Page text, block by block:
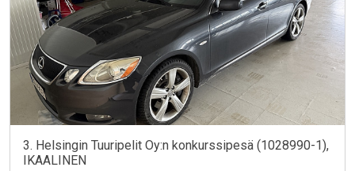
3. Helsingin Tuuripelit Oy:n konkurssipesä (1028990-1),
IKAALINEN